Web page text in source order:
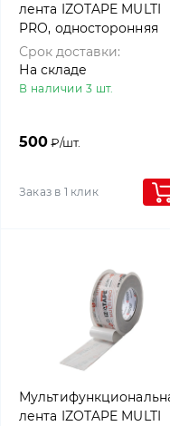
лента IZOTAPE MULTI
PRO, односторонняя
клейкая лента для
наружных и
работ, 5м, 4roof
Срок доставки:
На складе
В наличии 3 шт.
500₽/шт.
Заказ в 1 клик
лента IZOTAPE MULTI